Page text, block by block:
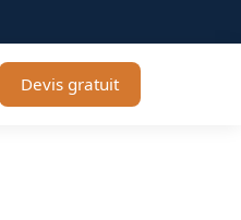
Devis gratuit